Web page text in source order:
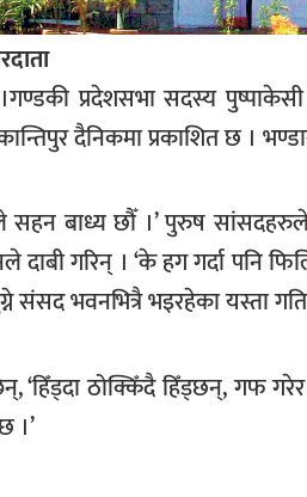
।गण्डकी प्रदेशसभा सदस्य
दैनिकमा प्रकाशित छ ।
बाध्य छौँ ।’ पुरुष सांसदहरुले
दाबी गरिन् । ‘के हग गर्दा पनि
संसद भवनभित्रै भइरहेका यस्ता
‘हिँड्दा ठोक्किँदै हिँड्छन्, गफ
।’